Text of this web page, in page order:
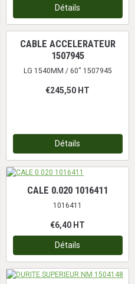
Détails
CABLE ACCELERATEUR
1507945
LG 1540MM / 60" 1507945
€245,50 HT
Détails
CALE 0.020 1016411
1016411
€6,40 HT
Détails